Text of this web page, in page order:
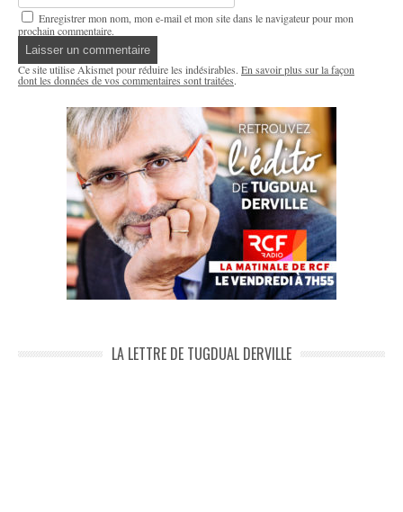
Enregistrer mon nom, mon e-mail et mon site dans le navigateur pour mon
prochain commentaire.
Ce site utilise Akismet pour réduire les indésirables. En savoir plus sur la façon
dont les données de vos commentaires sont traitées.
LA LETTRE DE TUGDUAL DERVILLE